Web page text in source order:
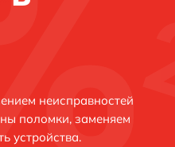
неисправностей
поломки, заменяем
устройства.